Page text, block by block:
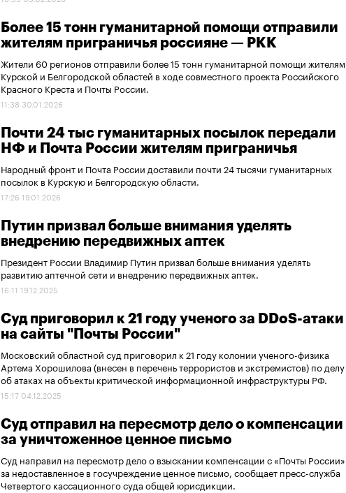
Более 15 тонн гуманитарной помощи отправили
жителям приграничья россияне — РКК
Жители 60 регионов отправили более 15 тонн гуманитарной помощи жителям
Курской и Белгородской областей в ходе совместного проекта Российского
Красного Креста и Почты России.
11:38 30.01.2026
Почти 24 тыс гуманитарных посылок передали
НФ и Почта России жителям приграничья
Народный фронт и Почта России доставили почти 24 тысячи гуманитарных
посылок в Курскую и Белгородскую области.
17:26 19.01.2026
Путин призвал больше внимания уделять
внедрению передвижных аптек
Президент России Владимир Путин призвал больше внимания уделять
развитию аптечной сети и внедрению передвижных аптек.
16:11 19.12.2025
Суд приговорил к 21 году ученого за DDoS-атаки
на сайты "Почты России"
Московский областной суд приговорил к 21 году колонии ученого-физика
Артема Хорошилова (внесен в перечень террористов и экстремистов) по делу
об атаках на объекты критической информационной инфраструктуры РФ.
15:17 04.12.2025
Суд отправил на пересмотр дело о компенсации
за уничтоженное ценное письмо
Суд направил на пересмотр дело о взыскании компенсации с «Почты России»
за недоставленное в госучреждение ценное письмо, сообщает пресс-служба
Четвертого кассационного суда общей юрисдикции.